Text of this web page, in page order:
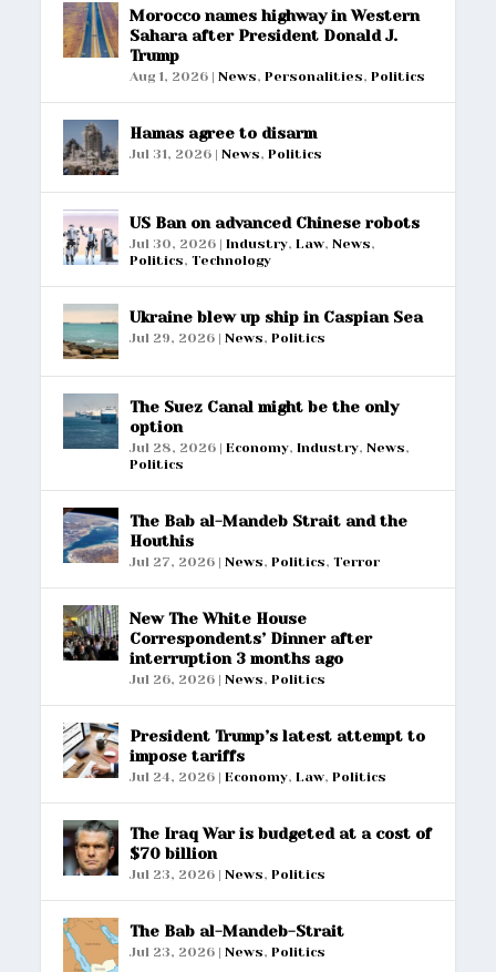
Morocco names highway in Western
Sahara after President Donald J.
Trump
Aug 1, 2026 |News,Personalities,Politics
Hamas agree to disarm
Jul 31, 2026 |News,Politics
US Ban on advanced Chinese robots
Jul 30, 2026 |Industry,Law,News,
Politics,Technology
Ukraine blew up ship in Caspian Sea
Jul 29, 2026 |News,Politics
The Suez Canal might be the only
option
Jul 28, 2026 |Economy,Industry,News,
Politics
The Bab al-Mandeb Strait and the
Houthis
Jul 27, 2026 |News,Politics,Terror
New The White House
Correspondents’ Dinner after
interruption 3 months ago
Jul 26, 2026 |News,Politics
President Trump’s latest attempt to
impose tariffs
Jul 24, 2026 |Economy,Law,Politics
The Iraq War is budgeted at a cost of
$70 billion
Jul 23, 2026 |News,Politics
The Bab al-Mandeb-Strait
Jul 23, 2026 |News,Politics